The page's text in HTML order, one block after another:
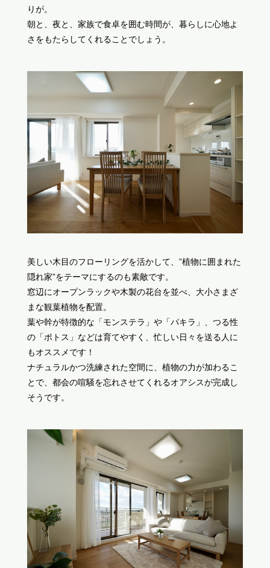
りが。
朝と、夜と、家族で食卓を囲む時間が、暮らしに心地よ
さをもたらしてくれることでしょう。
美しい木目のフローリングを活かして、”植物に囲まれた
隠れ家”をテーマにするのも素敵です。
窓辺にオープンラックや木製の花台を並べ、大小さまざ
まな観葉植物を配置。
葉や幹が特徴的な「モンステラ」や「パキラ」、つる性
の「ポトス」などは育てやすく、忙しい日々を送る人に
もオススメです！
ナチュラルかつ洗練された空間に、植物の力が加わるこ
とで、都会の喧騒を忘れさせてくれるオアシスが完成し
そうです。